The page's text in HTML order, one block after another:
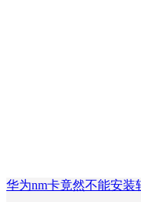
华为nm卡竟然不能安装